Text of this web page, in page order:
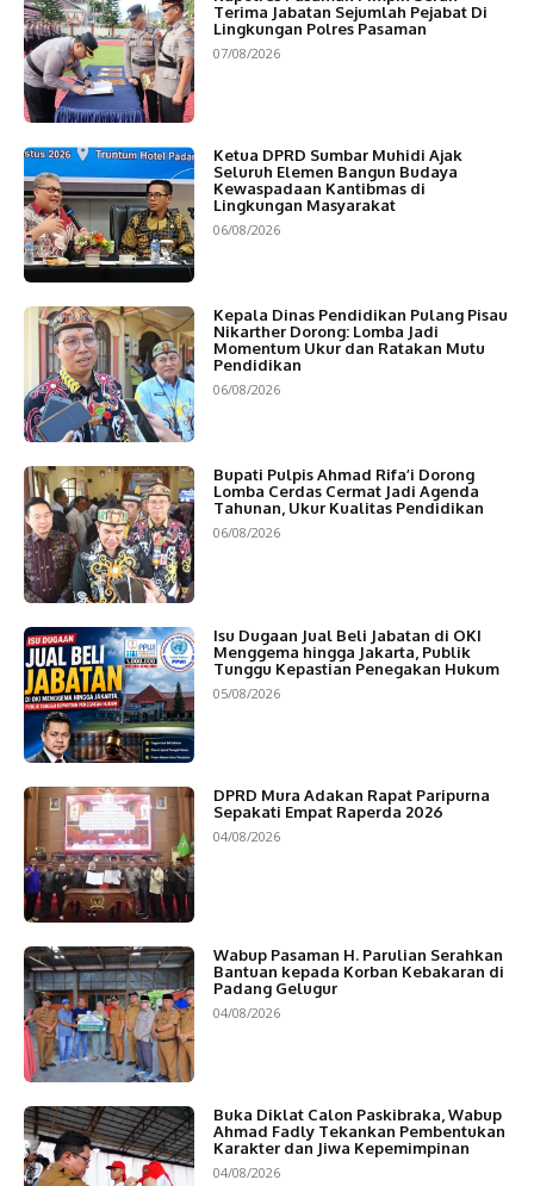
Terima Jabatan Sejumlah Pejabat Di
Lingkungan Polres Pasaman
07/08/2026
Ketua DPRD Sumbar Muhidi Ajak
Seluruh Elemen Bangun Budaya
Kewaspadaan Kantibmas di
Lingkungan Masyarakat
06/08/2026
Kepala Dinas Pendidikan Pulang Pisau
Nikarther Dorong: Lomba Jadi
Momentum Ukur dan Ratakan Mutu
Pendidikan
06/08/2026
Bupati Pulpis Ahmad Rifa’i Dorong
Lomba Cerdas Cermat Jadi Agenda
Tahunan, Ukur Kualitas Pendidikan
06/08/2026
Isu Dugaan Jual Beli Jabatan di OKI
Menggema hingga Jakarta, Publik
Tunggu Kepastian Penegakan Hukum
05/08/2026
DPRD Mura Adakan Rapat Paripurna
Sepakati Empat Raperda 2026
04/08/2026
Wabup Pasaman H. Parulian Serahkan
Bantuan kepada Korban Kebakaran di
Padang Gelugur
04/08/2026
Buka Diklat Calon Paskibraka, Wabup
Ahmad Fadly Tekankan Pembentukan
Karakter dan Jiwa Kepemimpinan
04/08/2026